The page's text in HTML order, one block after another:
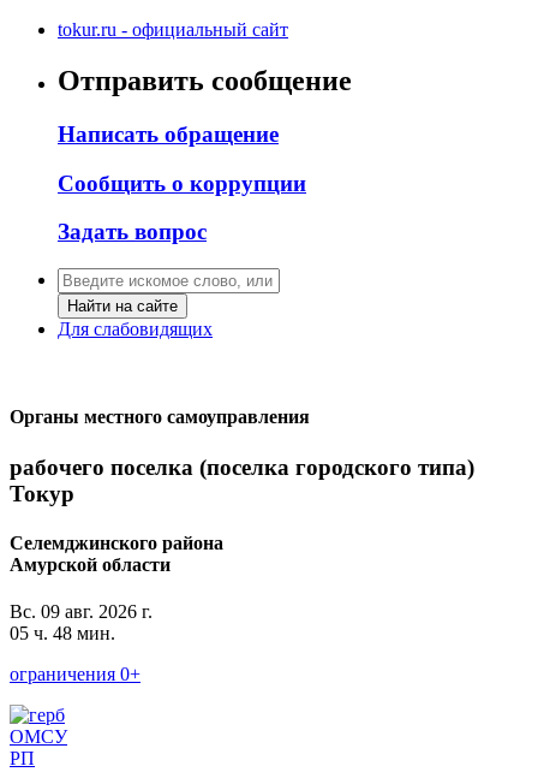
tokur.ru - официальный сайт
Отправить сообщение
Написать обращение
Сообщить о коррупции
Задать вопрос
Найти на сайте
Для слабовидящих
Органы местного самоуправления
рабочего поселка (поселка городского типа)
Токур
Селемджинского района
Амурской области
Вс. 09 авг. 2026 г.
05 ч. 48 мин.
ограничения 0+
ОМСУ
РП